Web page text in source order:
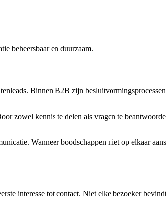
beheersbaar en duurzaam.
Binnen B2B zijn
zowel kennis te delen als vragen te
Wanneer boodschappen niet op elkaar
interesse tot contact. Niet elke bezoeker